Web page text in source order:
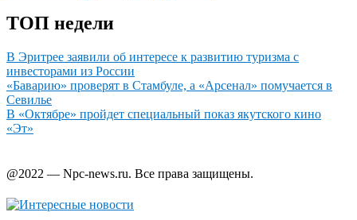
ТОП недели
В Эритрее заявили об интересе к развитию туризма с
инвесторами из России
«Баварию» проверят в Стамбуле, а «Арсенал» помучается в
Севилье
В «Октябре» пройдет специальный показ якутского кино
«Эт»
@2022 — Npc-news.ru. Все права защищены.